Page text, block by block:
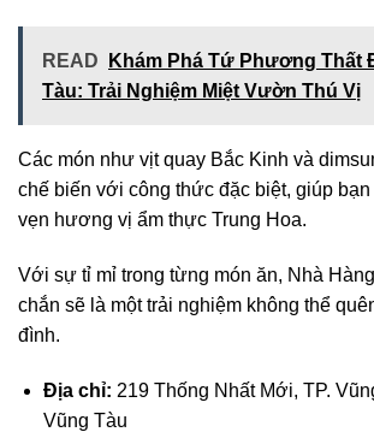
READ
Khám Phá Tứ Phương Thất
Tàu: Trải Nghiệm Miệt Vườn Thú Vị
Các món như vịt quay Bắc Kinh và
chế biến với công thức đặc biệt, giúp
vẹn hương vị ẩm thực Trung Hoa.
Với sự tỉ mỉ trong từng món ăn, Nhà
chắn sẽ là một trải nghiệm không thể
đình.
Địa chỉ: 219 Thống Nhất Mới, TP.
Vũng Tàu